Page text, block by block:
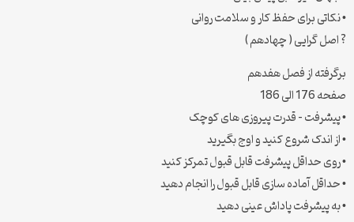
• نکاتی برای حفظ کار و سلامت روانی
? اصل گرایی ( چهادهم )
برگرفته از فصل هفدهم
صفحه 176 الی 186
• پیشرفت – قدرت پیروزی های کوچک
• از اندک شروع کنید و اوج بگیرید
• روی حداقل پیشرفت قابل قبول تمرکز کنید
• حداقل آماده سازی قابل قبول را انجام دهید
• به پیشرفت پاداش عینی دهید